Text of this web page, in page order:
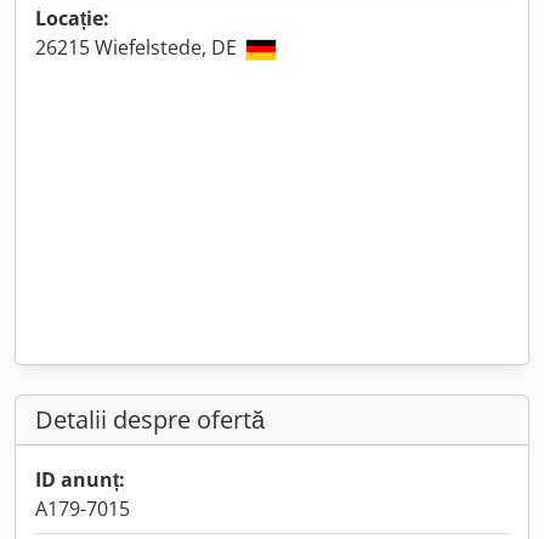
Locație:
26215 Wiefelstede, DE
Detalii despre ofertă
ID anunț:
A179-7015